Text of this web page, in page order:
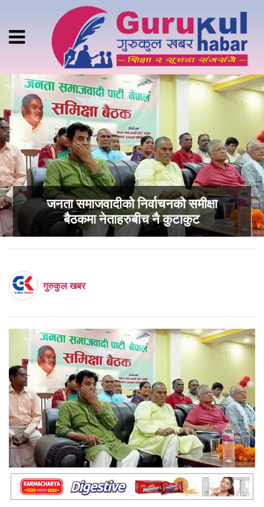
जनता समाजवादीको निर्वाचनको समीक्षा
बैठकमा नेताहरुबीच नै कुटाकुट
गुरुकुल खबर